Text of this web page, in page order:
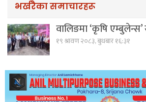
भर्खरैका समाचारहरू
वालिङमा ‘कृषि
१९ श्रावण २०८३, बुधबार १६:३१